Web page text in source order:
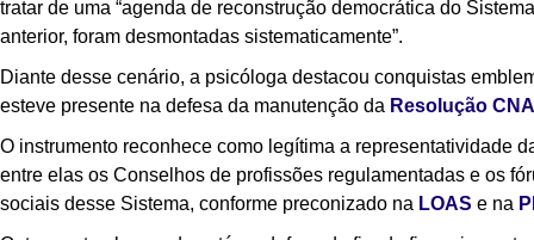
tratar de uma “agenda de reconstrução democrática do
anterior, foram desmontadas sistematicamente”.
Diante desse cenário, a psicóloga destacou conquistas
esteve presente na defesa da manutenção da Resolução
O instrumento reconhece como legítima a representatividade
entre elas os Conselhos de profissões regulamentadas e os
sociais desse Sistema, conforme preconizado na LOAS e na